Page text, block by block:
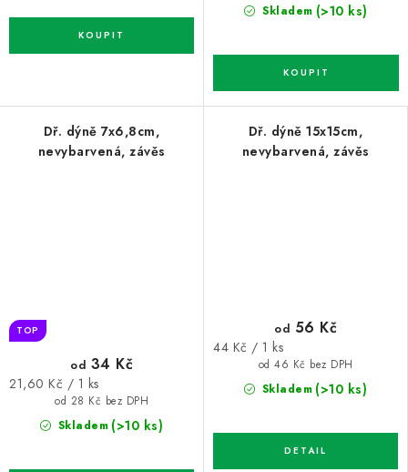
Skladem (>10 ks)
Dř. dýně 7x6,8cm,
nevybarvená, závěs
TOP
Skladem (>10 ks)
od 28 Kč bez DPH
od 34 Kč
Měrná
21,60 Kč / 1 ks
Dř. dýně 15x15cm,
nevybarvená, závěs
Skladem (>10 ks)
od 46 Kč bez DPH
od 56 Kč
Měrná
44 Kč / 1 ks